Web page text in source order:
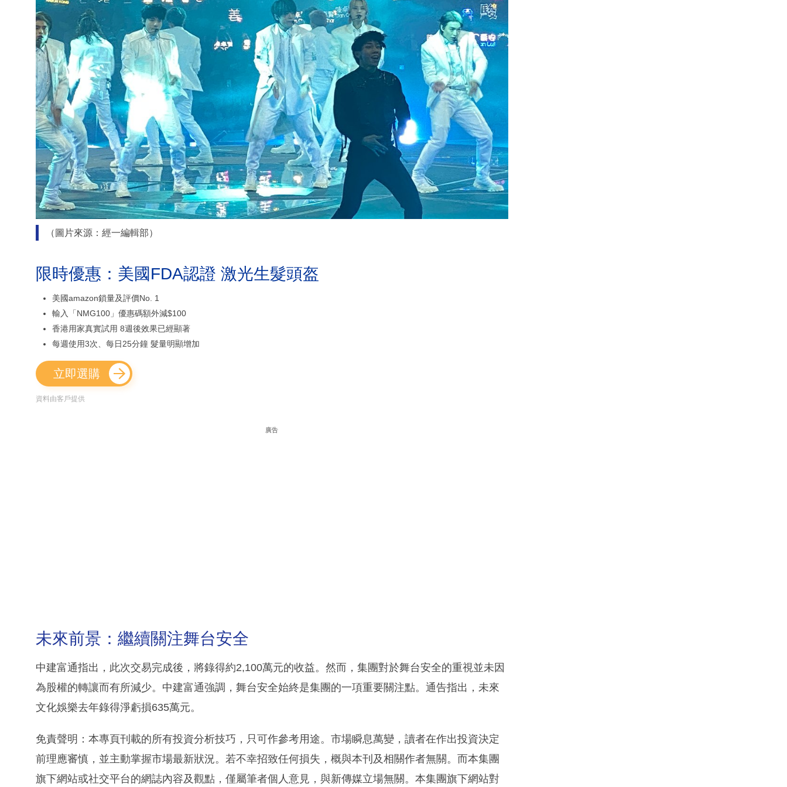
（圖片來源：經一編輯部）
限時優惠：美國FDA認證 激光生髮頭盔
美國amazon鎖量及評價No. 1
輸入「NMG100」優惠碼額外減$100
香港用家真實試用 8週後效果已經顯著
每週使用3次、每日25分鐘 髮量明顯增加
立即選購
資料由客戶提供
廣告
未來前景：繼續關注舞台安全
中建富通指出，此次交易完成後，將錄得約2,100萬元的收益。然而，集團對於舞台安全的重視並未因
為股權的轉讓而有所減少。中建富通強調，舞台安全始終是集團的一項重要關注點。通告指出，未來
文化娛樂去年錄得淨虧損635萬元。
免責聲明：本專頁刊載的所有投資分析技巧，只可作參考用途。市場瞬息萬變，讀者在作出投資決定
前理應審慎，並主動掌握市場最新狀況。若不幸招致任何損失，概與本刊及相關作者無關。而本集團
旗下網站或社交平台的網誌內容及觀點，僅屬筆者個人意見，與新傳媒立場無關。本集團旗下網站對